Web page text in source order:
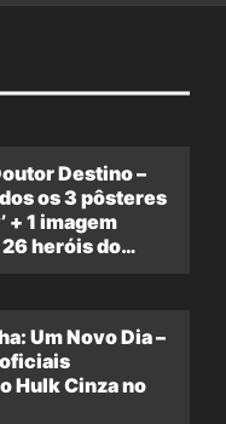
Destino –
os 3 pôsteres
+ 1 imagem
heróis do
Um Novo Dia –
Hulk Cinza no